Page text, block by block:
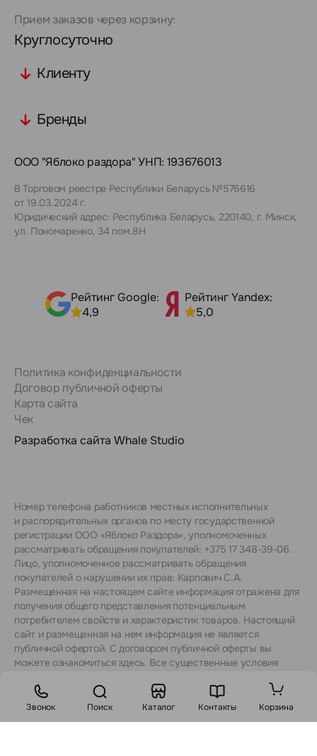
Прием заказов через корзину:
Круглосуточно
Клиенту
Бренды
ООО "Яблоко раздора" УНП: 193676013
В Торговом реестре Республики Беларусь №576616
от 19.03.2024 г.
Юридический адрес: Республика Беларусь, 220140, г. Минск,
ул. Пономаренко, 34 пом.8Н
Рейтинг Google:
4,9
Рейтинг Yandex:
5,0
Политика конфиденциальности
Договор публичной оферты
Карта сайта
Чек
Разработка сайта Whale Studio
Номер телефона работников местных исполнительных
и распорядительных органов по месту государственной
регистрации ООО «Яблоко Раздора», уполномоченных
рассматривать обращения покупателей: +375 17 348-39-06.
Лицо, уполномоченное рассматривать обращения
покупателей о нарушении их прав: Карпович С.А.
Размещенная на настоящем сайте информация отражена для
получения общего представления потенциальным
потребителем свойств и характеристик товаров. Настоящий
сайт и размещенная на нем информация не является
публичной офертой. С договором публичной оферты вы
можете ознакомиться здесь. Все существенные условия
с консультантами.
Звонок Поиск Каталог Контакты Корзина